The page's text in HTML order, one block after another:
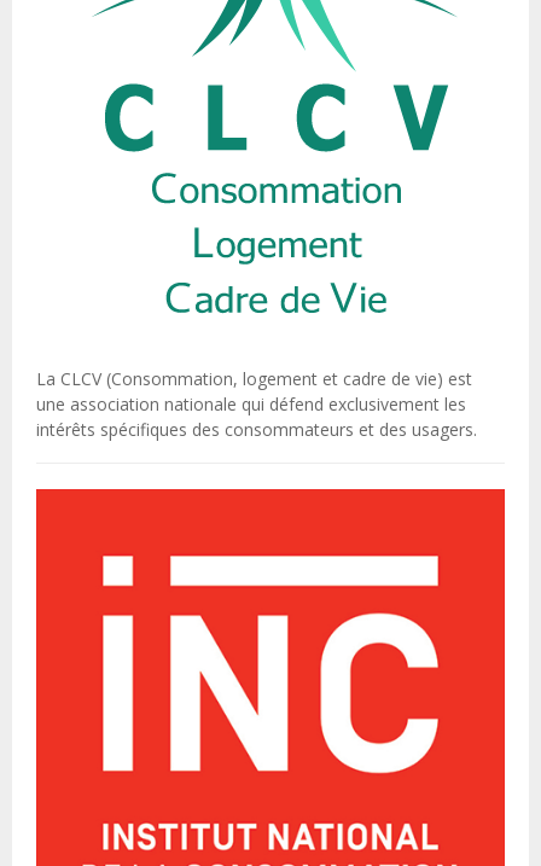
La CLCV (Consommation, logement et cadre de vie) est
une association nationale qui défend exclusivement les
intérêts spécifiques des consommateurs et des usagers.